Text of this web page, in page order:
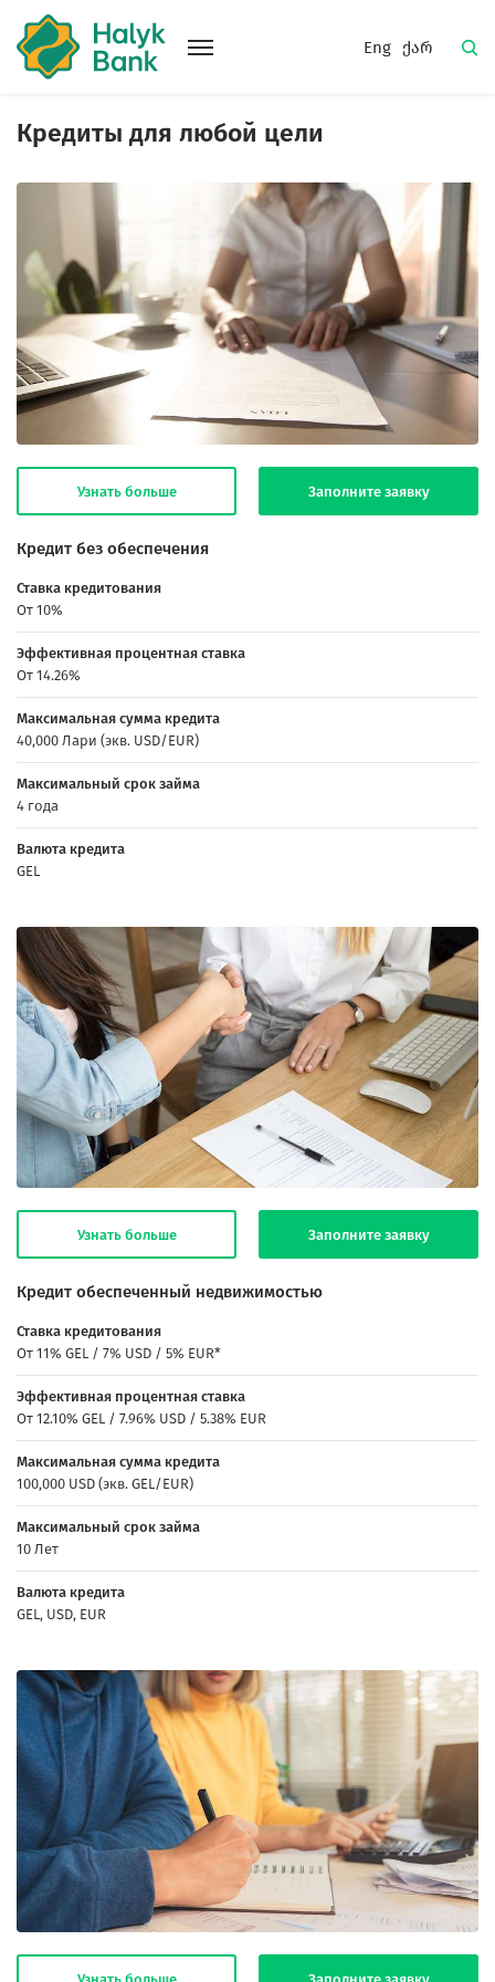
Eng ქარ
Кредиты для любой цели
Узнать больше Заполните заявку
Кредит без обеспечения
Ставка кредитования
От 10%
Эффективная процентная ставка
От 14.26%
Максимальная сумма кредита
40,000 Лари (экв. USD/EUR)
Максимальный срок займа
4 года
Валюта кредита
GEL
Узнать больше Заполните заявку
Кредит обеспеченный недвижимостью
Ставка кредитования
От 11% GEL / 7% USD / 5% EUR*
Эффективная процентная ставка
От 12.10% GEL / 7.96% USD / 5.38% EUR
Максимальная сумма кредита
100,000 USD (экв. GEL/EUR)
Максимальный срок займа
10 Лет
Валюта кредита
GEL, USD, EUR